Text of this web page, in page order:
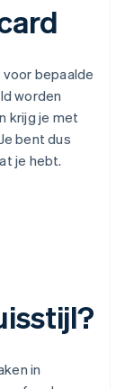
bepaalde
worden
krijg je met
bent dus
je hebt.
in